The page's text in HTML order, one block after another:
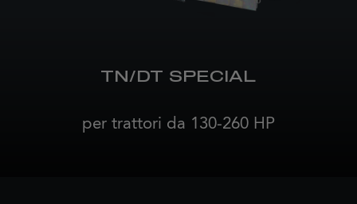
TN/DT SPECIAL
per trattori da 130-260 HP